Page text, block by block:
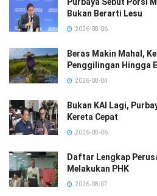
Purbaya Sebut Porsi
Bukan Berarti Lesu
2026-08-06
Beras Makin Mahal,
Penggilingan Hingga
2026-08-04
Bukan KAI Lagi,
Kereta Cepat
2026-08-06
Daftar Lengkap
Melakukan PHK
2026-08-07